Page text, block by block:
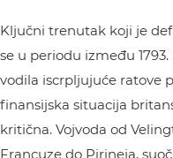
Ključni trenutak koji je
se u periodu između
vodila iscrpljujuće ratove
finansijska situacija
kritična. Vojvoda od
Francuze do Pirineja,